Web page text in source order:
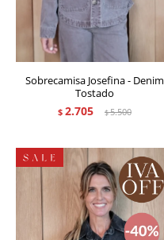
Sobrecamisa Josefina - Denim
Tostado
$ 2.705 $5.500